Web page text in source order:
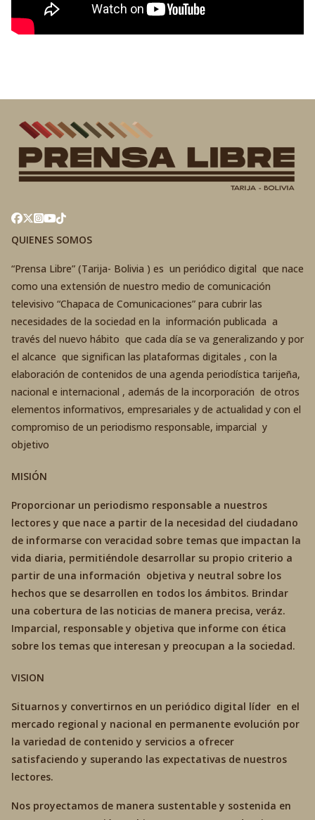
QUIENES SOMOS
“Prensa Libre” (Tarija- Bolivia ) es un periódico digital que nace
como una extensión de nuestro medio de comunicación
televisivo “Chapaca de Comunicaciones” para cubrir las
necesidades de la sociedad en la información publicada a
través del nuevo hábito que cada día se va generalizando y por
el alcance que significan las plataformas digitales , con la
elaboración de contenidos de una agenda periodística tarijeña,
nacional e internacional , además de la incorporación de otros
elementos informativos, empresariales y de actualidad y con el
compromiso de un periodismo responsable, imparcial y
objetivo
MISIÓN
Proporcionar un periodismo responsable a nuestros
lectores y que nace a partir de la necesidad del ciudadano
de informarse con veracidad sobre temas que impactan la
vida diaria, permitiéndole desarrollar su propio criterio a
partir de una información objetiva y neutral sobre los
hechos que se desarrollen en todos los ámbitos. Brindar
una cobertura de las noticias de manera precisa, veráz.
Imparcial, responsable y objetiva que informe con ética
sobre los temas que interesan y preocupan a la sociedad.
VISION
Situarnos y convertirnos en un periódico digital líder en el
mercado regional y nacional en permanente evolución por
la variedad de contenido y servicios a ofrecer
satisfaciendo y superando las expectativas de nuestros
lectores.
Nos proyectamos de manera sustentable y sostenida en